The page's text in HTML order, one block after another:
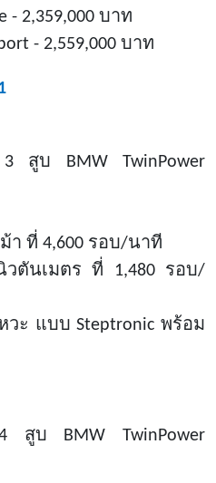
- 2,359,000 บาท
- 2,559,000 บาท
3 สูบ BMW TwinPower
ม้า ที่ 4,600 รอบ/นาที
วตันเมตร ที่ 1,480 รอบ/
วะ แบบ Steptronic พร้อม
สูบ BMW TwinPower